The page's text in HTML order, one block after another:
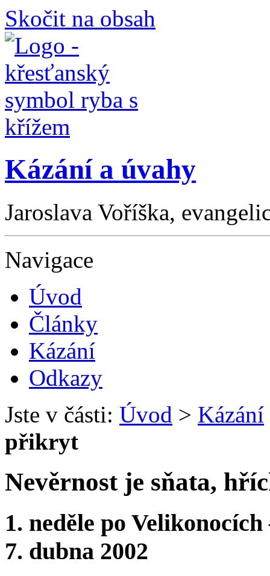
Skočit na obsah
Kázání a úvahy
Jaroslava Voříška,
Navigace
Úvod
Články
Kázání
Odkazy
Jste v části: Úvod > Kázání
přikryt
Nevěrnost je sňata,
1. neděle po
7. dubna 2002